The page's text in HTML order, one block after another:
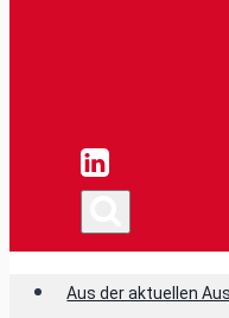
Aus der aktuellen